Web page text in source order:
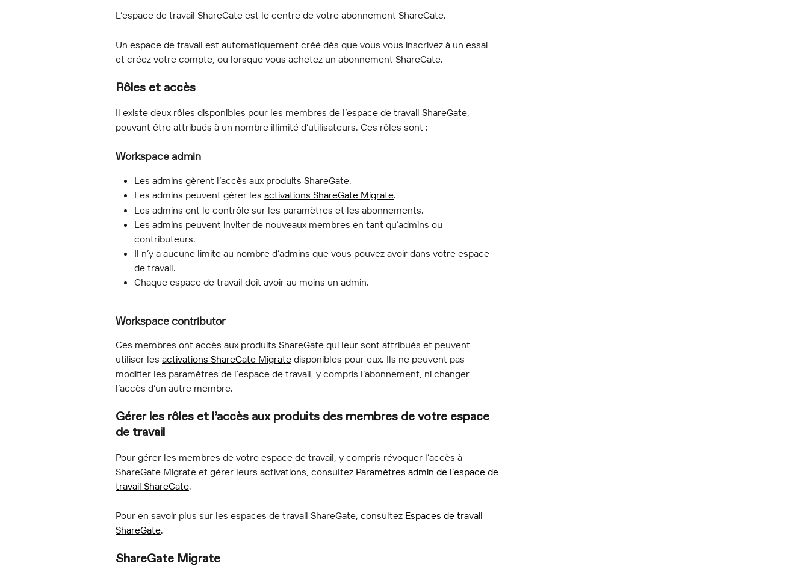
L’espace de travail ShareGate est le centre de votre abonnement ShareGate.
Un espace de travail est automatiquement créé dès que vous vous inscrivez à un essai
et créez votre compte, ou lorsque vous achetez un abonnement ShareGate.
Rôles et accès
Il existe deux rôles disponibles pour les membres de l’espace de travail ShareGate,
pouvant être attribués à un nombre illimité d’utilisateurs. Ces rôles sont :
Workspace admin
Les admins gèrent l’accès aux produits ShareGate.
Les admins peuvent gérer les activations ShareGate Migrate.
Les admins ont le contrôle sur les paramètres et les abonnements.
Les admins peuvent inviter de nouveaux membres en tant qu’admins ou
contributeurs.
Il n’y a aucune limite au nombre d’admins que vous pouvez avoir dans votre espace
de travail.
Chaque espace de travail doit avoir au moins un admin.
Workspace contributor
Ces membres ont accès aux produits ShareGate qui leur sont attribués et peuvent
utiliser les activations ShareGate Migrate disponibles pour eux. Ils ne peuvent pas
modifier les paramètres de l’espace de travail, y compris l’abonnement, ni changer
l’accès d’un autre membre.
Gérer les rôles et l’accès aux produits des membres de votre espace
de travail
Pour gérer les membres de votre espace de travail, y compris révoquer l’accès à
ShareGate Migrate et gérer leurs activations, consultez Paramètres admin de l’espace de
travail ShareGate.
Pour en savoir plus sur les espaces de travail ShareGate, consultez Espaces de travail
ShareGate.
ShareGate Migrate